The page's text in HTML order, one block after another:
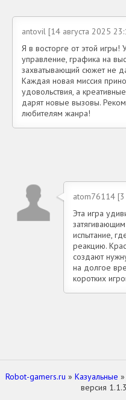
antovil [14 августа 2025
Я в восторге от этой игры!
управление, графика на
захватывающий сюжет не
Каждая новая миссия
удовольствия, а
дарят новые вызовы.
любителям жанра!
atom76114 [3
Эта игра
испытание,
реакцию.
создают
на долгое
коротких
Robot-gamers.ru » Казуальные
версия